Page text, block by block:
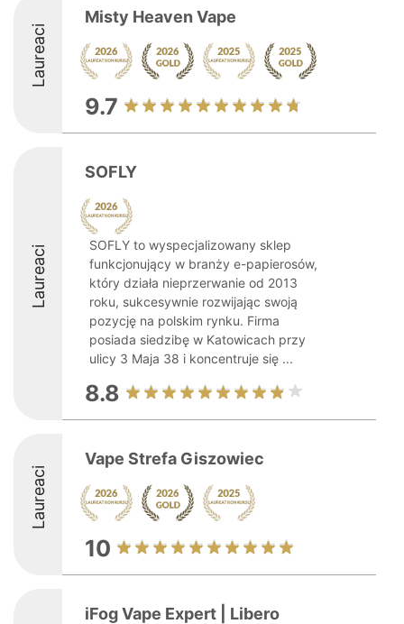
Laureaci
Misty Heaven Vape
9.7
Laureaci
SOFLY
SOFLY to wyspecjalizowany sklep
funkcjonujący w branży e-papierosów,
który działa nieprzerwanie od 2013
roku, sukcesywnie rozwijając swoją
pozycję na polskim rynku. Firma
posiada siedzibę w Katowicach przy
ulicy 3 Maja 38 i koncentruje się ...
8.8
Laureaci
Vape Strefa Giszowiec
10
iFog Vape Expert | Libero